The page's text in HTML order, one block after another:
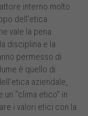
interno molto
dell’etica
vale la pena
disciplina e la
permesso di
è quello di
aziendale,
“clima etico” in
i valori etici con la